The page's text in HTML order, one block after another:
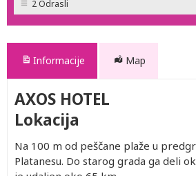
2 Odrasli
Informacije Map
AXOS HOTEL
Lokacija
Na 100 m od peščane plaže u
Platanesu. Do starog grada ga deli